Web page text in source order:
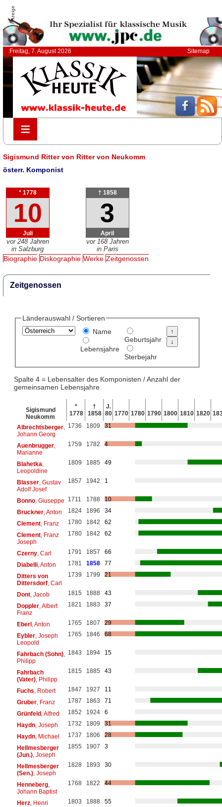
Anzeige
Freitag, 7. August 2026 Sitemap
≡
≡
Sigismund Ritter von Ritter von Neukomm
österr. Komponist
* 1778
10
Juli
vor 248 Jahren
in Salzburg
† 1858
3
April
vor 168 Jahren
in Paris
Biographie Diskographie Werke Zeitgenossen
Zeitgenossen
Länderauswahl / Sortieren
Name
Lebensjahre
Geburtsjahr
Sterbejahr
Spalte 4 = Lebensalter des Komponisten / Anzahl der
gemeinsamen Lebensjahre
Sigismund
Neukomm
*
1778
†
1858
J.
80 1770 1780 1790 1800 1810 1820
Albrechtsberger,
Johann Georg
1736 1809 31
Auenbrugger,
Marianne
1759 1782 4
Blahetka
Leopoldine
1809 1885 49
Blasser, Gustav
Adolf Josef
1857 1942 1
Bonno, Giuseppe 1711 1788
10
Bruckner, Anton 1824 1896
34
Clement, Franz 1780 1842
62
Clement, Franz
Joseph
1780 1842 62
Czerny, Carl 1791 1857
66
Diabelli, Anton 1781 1858
77
Ditters von
Dittersdorf, Carl
1739 1799 21
Dont, Jacob 1815 1888
43
Doppler, Albert
Franz
1821 1883 37
Eberl, Anton 1765 1807
29
Eybler, Joseph
Leopold
1765 1846 68
Fahrbach (Sohn),
Philipp
1843 1894 15
Fahrbach
(Vater), Philipp
1815 1885 43
Fuchs , Robert 1847 1927
11
Gruber, Franz 1787 1863
71
Grünfeld, Alfred 1852 1924
6
Haydn, Joseph 1732 1809
31
Haydn, Michael 1737 1806
28
Hellmesberger
(Jun.), Joseph
1855 1907 3
Hellmesberger
(Sen.), Joseph
1828 1893 30
Henneberg,
Johann Baptist
1768 1822 44
Herz, Henri 1803 1888
55